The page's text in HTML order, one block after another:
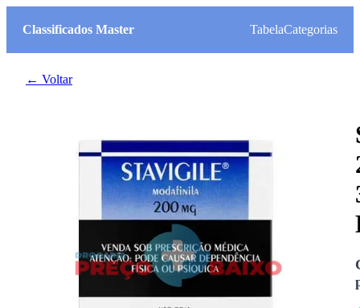
Classificados Master TabelaCategorias
← Voltar